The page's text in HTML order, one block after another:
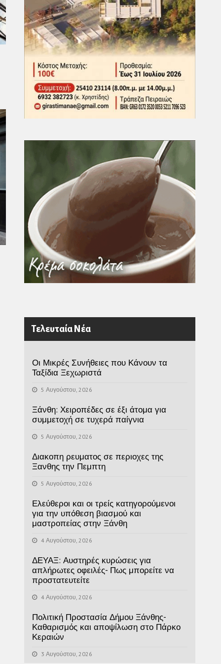
Τελευταία Νέα
Οι Μικρές Συνήθειες που Κάνουν τα
Ταξίδια Ξεχωριστά
5 Αυγούστου, 2026
Ξάνθη: Χειροπέδες σε έξι άτομα για
συμμετοχή σε τυχερά παίγνια
5 Αυγούστου, 2026
Διακοπη ρευματος σε περιοχες της
Ξανθης την Πεμπτη
5 Αυγούστου, 2026
Ελεύθεροι και οι τρείς κατηγορούμενοι
για την υπόθεση βιασμού και
μαστροπείας στην Ξάνθη
4 Αυγούστου, 2026
ΔΕΥΑΞ: Αυστηρές κυρώσεις για
απλήρωτες οφειλές- Πως μπορείτε να
προστατευτείτε
4 Αυγούστου, 2026
Πολιτική Προστασία Δήμου Ξάνθης-
Καθαρισμός και αποψίλωση στο Πάρκο
Κεραιών
3 Αυγούστου, 2026